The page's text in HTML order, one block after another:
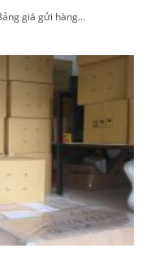
giá gửi hàng...